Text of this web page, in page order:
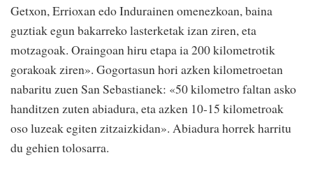
Getxon, Errioxan edo Indurainen omenezkoan, baina
guztiak egun bakarreko lasterketak izan ziren, eta
motzagoak. Oraingoan hiru etapa ia 200 kilometrotik
gorakoak ziren». Gogortasun hori azken kilometroetan
nabaritu zuen San Sebastianek: «50 kilometro faltan asko
handitzen zuten abiadura, eta azken 10-15 kilometroak
oso luzeak egiten zitzaizkidan». Abiadura horrek harritu
du gehien tolosarra.